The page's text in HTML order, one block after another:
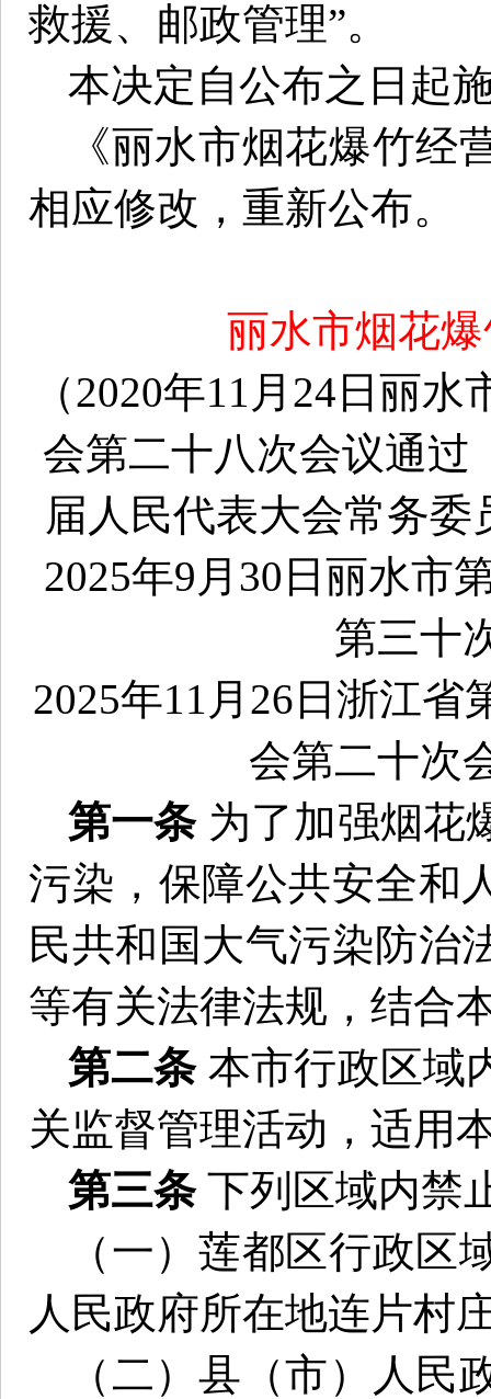
救援、邮政管理”。
本决定自公布之日起
《丽水市烟花爆竹
相应修改，重新公布。
丽水市烟花
（2020年11月24日丽
会第二十八次会议通过
届人民代表大会常务
2025年9月30日丽水市
第三十
2025年11月26日浙江
会第二十次
第一条 为了加强烟花
污染，保障公共安全和
民共和国大气污染防治
等有关法律法规，结合
第二条 本市行政区域
关监督管理活动，适用
第三条 下列区域内禁
（一）莲都区行政
人民政府所在地连片村
（二）县（市）人